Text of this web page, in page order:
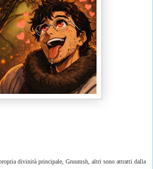
divinità principale, Gruumsh, altri sono attratti dalla